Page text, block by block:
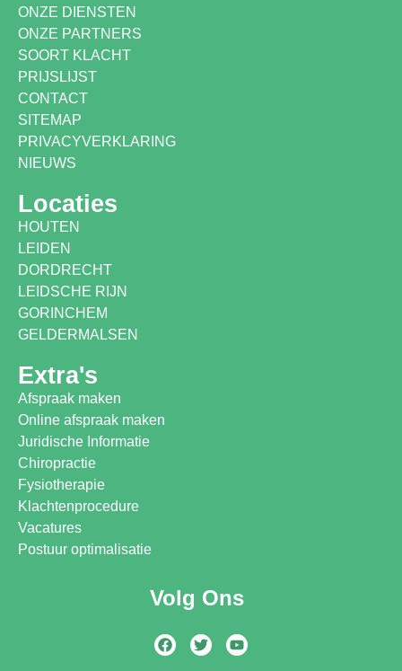
ONZE DIENSTEN
ONZE PARTNERS
SOORT KLACHT
PRIJSLIJST
CONTACT
SITEMAP
PRIVACYVERKLARING
NIEUWS
Locaties
HOUTEN
LEIDEN
DORDRECHT
LEIDSCHE RIJN
GORINCHEM
GELDERMALSEN
Extra's
Afspraak maken
Online afspraak maken
Juridische Informatie
Chiropractie
Fysiotherapie
Klachtenprocedure
Vacatures
Postuur optimalisatie
Volg Ons